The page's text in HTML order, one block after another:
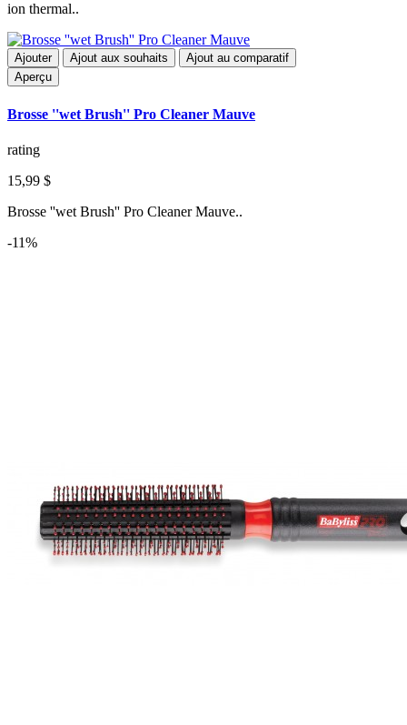
ion thermal..
Ajouter Ajout aux souhaits
Ajout au comparatif
Aperçu
Brosse ''wet Brush'' Pro Cleaner Mauve
rating
15,99 $
Brosse ''wet Brush'' Pro Cleaner Mauve..
-11%